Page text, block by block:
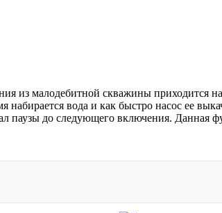
из малодебитной скважины приходится
набирается вода и как быстро насос ее
паузы до следующего включения. Данная